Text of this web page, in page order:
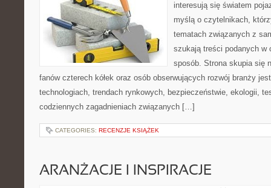
interesują się światem
myślą o czytelnikach,
tematach związanych z
szukają treści podanych w
sposób. Strona skupia się
fanów czterech kółek oraz osób obserwujących rozwój branży
technologiach, trendach rynkowych, bezpieczeństwie, ekologii,
codziennych zagadnieniach związanych […]
CATEGORIES: RECENZJE KSIĄŻEK
ARANŻACJE I INSPIRACJE